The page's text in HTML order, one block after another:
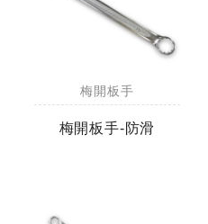
梅開板手
梅開板手-防滑